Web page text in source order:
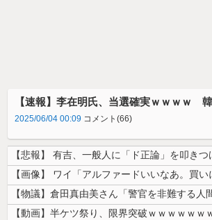
【速報】李在明氏、当選確実ｗｗｗｗ
2025/06/04 00:09 コメント(66)
【動画】半ケツ祭り、限界突破ｗｗｗｗｗｗ